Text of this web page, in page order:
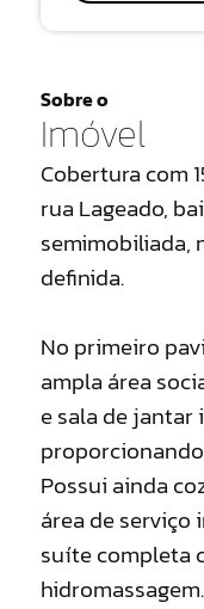
Sobre o
Imóvel
Cobertura com
rua Lageado,
semimobiliada,
definida.
No primeiro
ampla área
e sala de jantar
Possui ainda
área de serviço
suíte completa
hidromassagem.